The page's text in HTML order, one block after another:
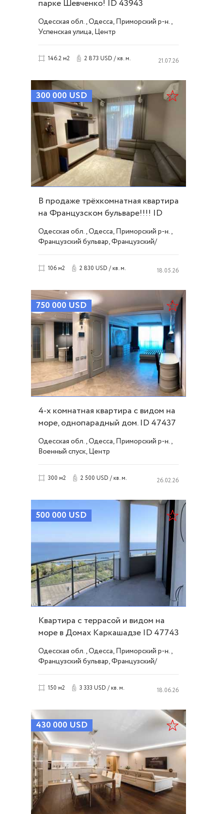
парке Шевченко! ID 43943
Одесская обл., Одесса, Приморский р-н.,
Успенская улица, Центр
146.2 м2 2 873 USD / кв. м. 21.07.26
300 000 USD
В продаже трёхкомнатная квартира
на Французском бульваре!!!! ID
46886
Одесская обл., Одесса, Приморский р-н.,
Французский бульвар, Французский/
106 м2 2 830 USD / кв. м. 18.05.26
750 000 USD
4-х комнатная квартира с видом на
море, однопарадный дом. ID 47437
Одесская обл., Одесса, Приморский р-н.,
Военный спуск, Центр
300 м2 2 500 USD / кв. м. 26.02.26
500 000 USD
Квартира с террасой и видом на
море в Домах Каркашадзе ID 47743
Одесская обл., Одесса, Приморский р-н.,
Французский бульвар, Французский/
150 м2 3 333 USD / кв. м. 18.06.26
430 000 USD